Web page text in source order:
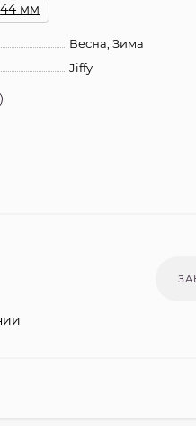
44 мм
Весна, Зима
Jiffy